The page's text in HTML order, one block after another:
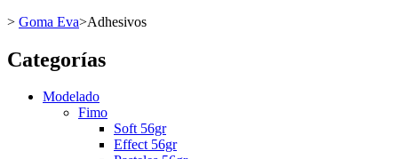
> Goma Eva>Adhesivos
Categorías
Modelado
Fimo
Soft 56gr
Effect 56gr